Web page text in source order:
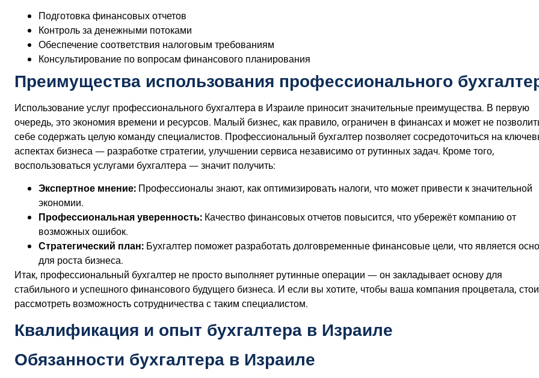
Подготовка финансовых отчетов
Контроль за денежными потоками
Обеспечение соответствия налоговым требованиям
Консультирование по вопросам финансового планирования
Преимущества использования профессионального
Использование услуг профессионального бухгалтера в Израиле приносит значительные преимущества. В первую
очередь, это экономия времени и ресурсов. Малый бизнес, как правило, ограничен в финансах и может не
себе содержать целую команду специалистов. Профессиональный бухгалтер позволяет сосредоточиться на
аспектах бизнеса — разработке стратегии, улучшении сервиса независимо от рутинных задач. Кроме того,
воспользоваться услугами бухгалтера — значит получить:
Экспертное мнение: Профессионалы знают, как оптимизировать налоги, что может привести к значительной
экономии.
Профессиональная уверенность: Качество финансовых отчетов повысится, что убережёт компанию от
возможных ошибок.
Стратегический план: Бухгалтер поможет разработать долговременные финансовые цели, что является
для роста бизнеса.
Итак, профессиональный бухгалтер не просто выполняет рутинные операции — он закладывает основу для
стабильного и успешного финансового будущего бизнеса. И если вы хотите, чтобы ваша компания процветала,
рассмотреть возможность сотрудничества с таким специалистом.
Квалификация и опыт бухгалтера в Израиле
Обязанности бухгалтера в Израиле